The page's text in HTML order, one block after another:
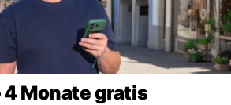
4 Monate gratis